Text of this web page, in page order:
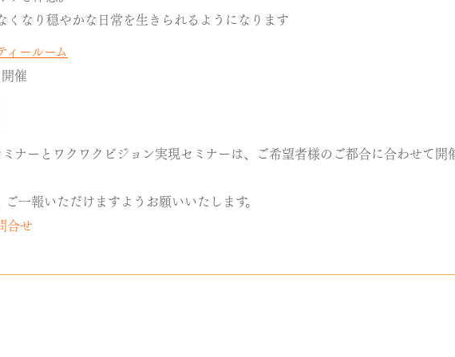
くなり穏やかな日常を生きられるようになります
ィールーム
催
ナーとワクワクビジョン実現セミナーは、ご希望者様のご都合に合わせて開
一報いただけますようお願いいたします。
合せ